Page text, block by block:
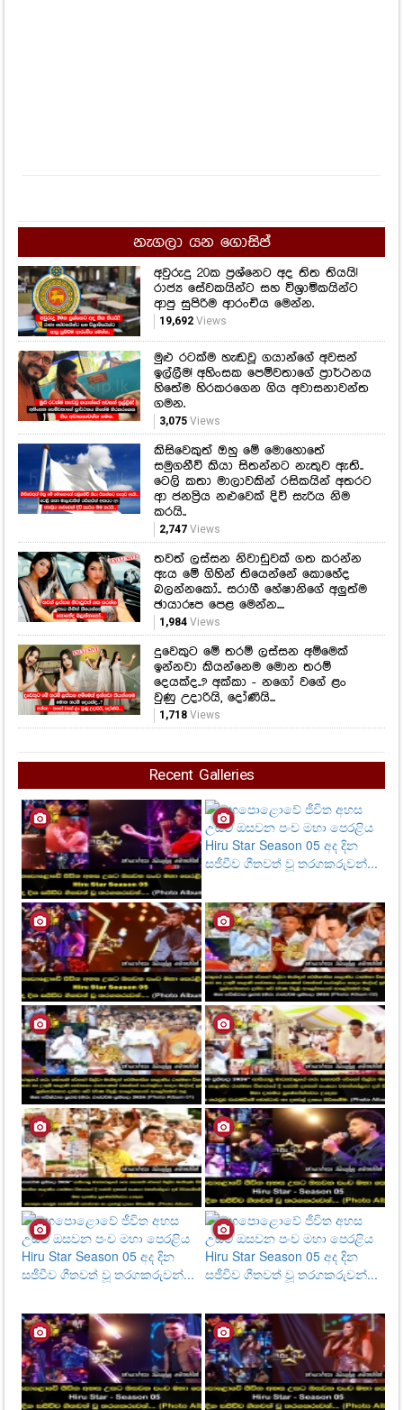
නැගලා යන ගොසිප්
අවුරුදු 20ක ප්‍රශ්නෙට අද තිත තියයි!
රාජ්‍ය සේවකයින්ට සහ විශ්‍රාමිකයින්ට
ආපු සුපිරිම ආරංචිය මෙන්න.
19,692Views
මුළු රටක්ම හැඬවූ ගයාන්ගේ අවසන්
ඉල්ලීම! අහිංසක පෙම්වතාගේ ප්‍රාර්ථනය
හිතේම හිරකරගෙන ගිය අවාසනාවන්ත
ගමන.
3,075Views
කිසිවෙකුත් ඔහු මේ මොහොතේ
සමුගනීවි කියා සිතන්නට නැතුව ඇති..
ටෙලි කතා මාලාවකින් රසිකයින් අතරට
ආ ජනප්‍රිය නළුවෙක් දිවි සැරිය නිම
කරයි..
2,747Views
තවත් ලස්සන නිවාඩුවක් ගත කරන්න
ඇය මේ ගිහින් තියෙන්නේ කොහේද
බලන්නකෝ.. සරාගී හේෂානිගේ අලුත්ම
ඡායාරූප පෙළ මෙන්න....
1,984Views
දුවෙකුට මේ තරම් ලස්සන අම්මෙක්
ඉන්නවා කියන්නෙම මොන තරම්
දෙයක්ද..? අක්කා - නගෝ වගේ ළං
වුණු උදාරියි, දෝණියි...
1,718Views
Recent Galleries